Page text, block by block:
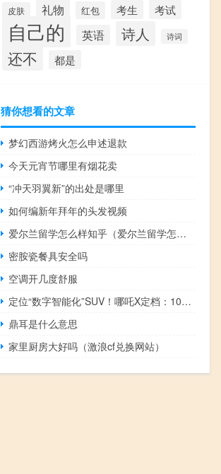
皮肤 礼物 红包 考生 考试
自己的 英语 诗人 诗词
还不 都是
猜你想看的文章
梦幻西游烤火怎么申述退款
今天元宵节哪里有烟花卖
“冲天羽翼新”的出处是哪里
如何编新年拜年的头发视频
爱尔兰留学怎么样知乎（爱尔兰留学怎么样）
密胺瓷餐具安全吗
空调开几度舒服
定位“数字智能化”SUV！哪吒X定档：10月18日正式上市
鼎耳是什么意思
家里厨房大好吗（激浪cf兑换网站）